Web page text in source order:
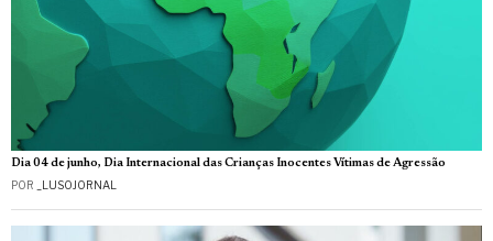
Dia 04 de junho, Dia Internacional das Crianças Inocentes Vítimas de Agressão
POR _LUSOJORNAL